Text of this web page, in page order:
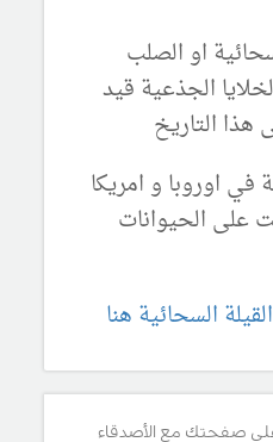
او الصلب
الجذعية قيد
هذا التاريخ
في اوروبا و امريكا
على الحيوانات
السحائية هنا
على صفحتك مع الأصدقاء